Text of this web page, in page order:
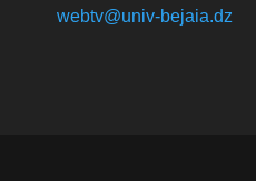
webtv@univ-bejaia.dz